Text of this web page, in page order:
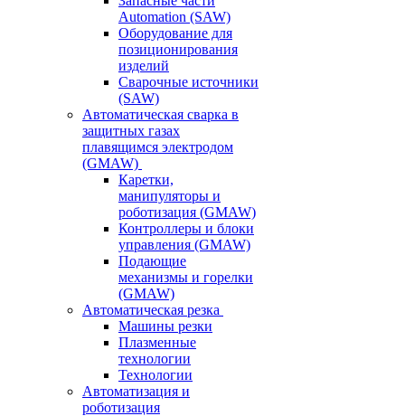
Automation (SAW)
Оборудование для
позиционирования
изделий
Сварочные источники
(SAW)
Автоматическая сварка в
защитных газах
плавящимся электродом
(GMAW)
Каретки,
манипуляторы и
роботизация (GMAW)
Контроллеры и блоки
управления (GMAW)
Подающие
механизмы и горелки
(GMAW)
Автоматическая резка
Машины резки
Плазменные
технологии
Технологии
Автоматизация и
роботизация